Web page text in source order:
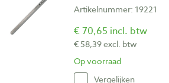
Artikelnummer: 19221
€ 70,65 incl. btw
€ 58,39 excl. btw
Op voorraad
Vergelijken